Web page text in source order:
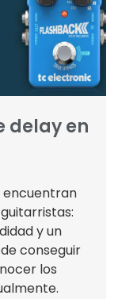
delay en
encuentran
y un
conseguir
los